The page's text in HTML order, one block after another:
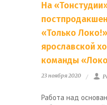
На
«Только
ярославской
команды
23 ноября 2020
Работа над